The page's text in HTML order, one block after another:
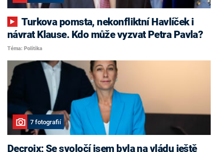
Turkova pomsta, nekonfliktní Havlíček i
návrat Klause. Kdo může vyzvat Petra Pavla?
Téma: Politika
7 fotografií
Decroix: Se svoločí jsem byla na vládu ještě